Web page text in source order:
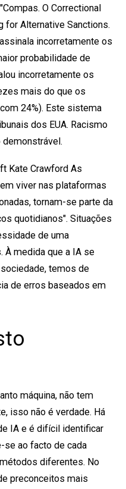
"Compas. O Correctional
for Alternative Sanctions.
incorretamente os
probabilidade de
incorretamente os
mais do que os
24%). Este sistema
dos EUA. Racismo
Kate Crawford As
viver nas plataformas
tornam-se parte da
quotidianos". Situações
de uma
À medida que a IA se
temos de
de erros baseados em
máquina, não tem
isso não é verdade. Há
IA e é difícil identificar
ao facto de cada
diferentes. No
preconceitos mais